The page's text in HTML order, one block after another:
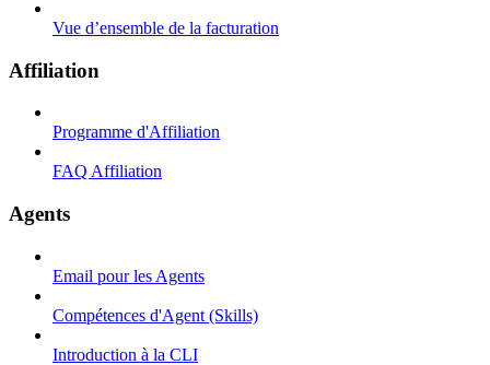
Vue d’ensemble de la facturation
Affiliation
Programme d'Affiliation
FAQ Affiliation
Agents
Email pour les Agents
Compétences d'Agent (Skills)
Introduction à la CLI